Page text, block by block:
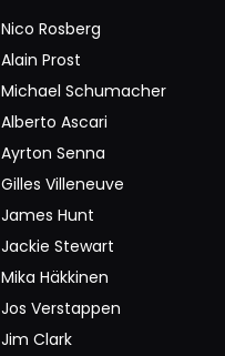
Nico Rosberg
Alain Prost
Michael Schumacher
Alberto Ascari
Ayrton Senna
Gilles Villeneuve
James Hunt
Jackie Stewart
Mika Häkkinen
Jos Verstappen
Jim Clark